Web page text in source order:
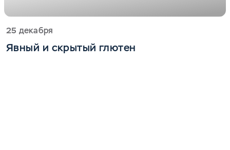
25 декабря
Явный и скрытый глютен